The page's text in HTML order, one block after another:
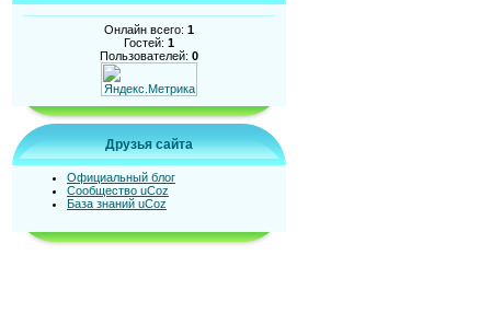
Онлайн всего: 1
Гостей: 1
Пользователей: 0
Друзья сайта
Официальный блог
Сообщество uCoz
База знаний uCoz